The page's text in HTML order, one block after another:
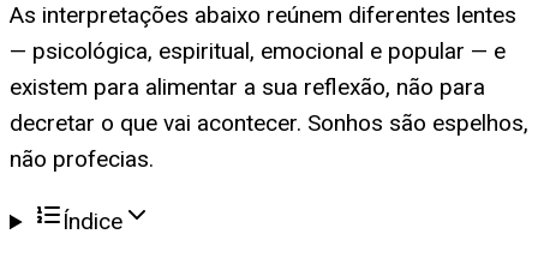
As interpretações abaixo reúnem diferentes lentes
— psicológica, espiritual, emocional e popular — e
existem para alimentar a sua reflexão, não para
decretar o que vai acontecer. Sonhos são espelhos,
não profecias.
Índice